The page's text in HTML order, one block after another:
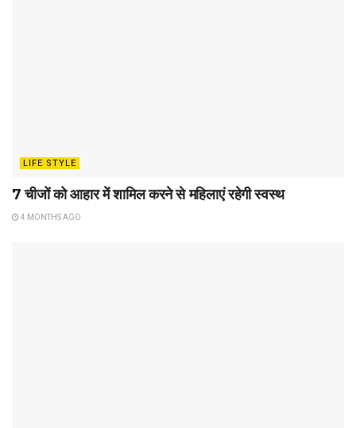
LIFE STYLE
7 चीजों को आहार में शामिल करने से महिलाएं रहेगी स्वस्थ
4 MONTHS AGO